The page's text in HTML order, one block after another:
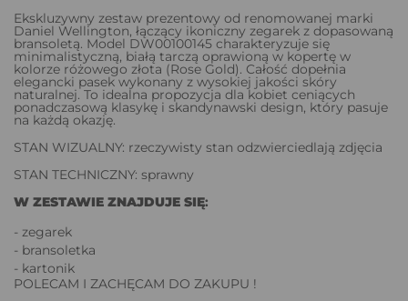
Ekskluzywny zestaw prezentowy od renomowanej marki
Daniel Wellington, łączący ikoniczny zegarek z dopasowaną
bransoletą. Model DW00100145 charakteryzuje się
minimalistyczną, białą tarczą oprawioną w kopertę w
kolorze różowego złota (Rose Gold). Całość dopełnia
elegancki pasek wykonany z wysokiej jakości skóry
naturalnej. To idealna propozycja dla kobiet ceniących
ponadczasową klasykę i skandynawski design, który pasuje
na każdą okazję.
STAN WIZUALNY: rzeczywisty stan odzwierciedlają zdjęcia
STAN TECHNICZNY: sprawny
W ZESTAWIE ZNAJDUJE SIĘ:
- zegarek
- bransoletka
- kartonik
POLECAM I ZACHĘCAM DO ZAKUPU !